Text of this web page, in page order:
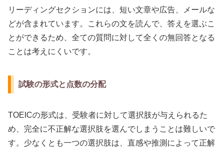
リーディングセクションには、短い文章や広告、メールな
どが含まれています。これらの文を読んで、答えを選ぶこ
とができるため、全ての質問に対して全くの無回答となる
ことは考えにくいです。
試験の形式と点数の分配
TOEICの形式は、受験者に対して選択肢が与えられるた
め、完全に不正解な選択肢を選んでしまうことは難しいで
す。少なくとも一つの選択肢は、直感や推測によって正解